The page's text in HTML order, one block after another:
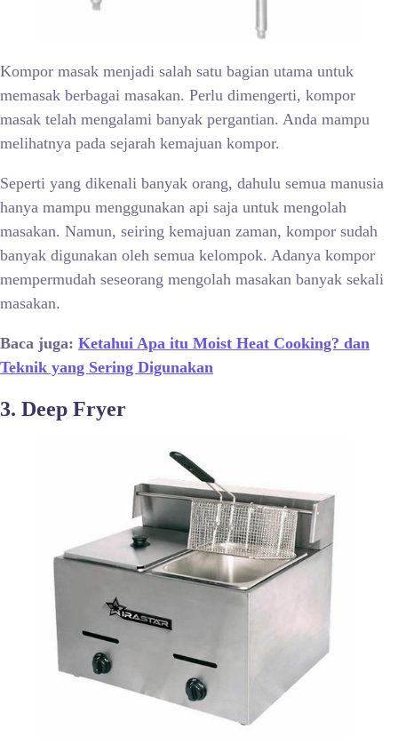
Kompor masak menjadi salah satu bagian utama untuk
memasak berbagai masakan. Perlu dimengerti, kompor
masak telah mengalami banyak pergantian. Anda mampu
melihatnya pada sejarah kemajuan kompor.
Seperti yang dikenali banyak orang, dahulu semua manusia
hanya mampu menggunakan api saja untuk mengolah
masakan. Namun, seiring kemajuan zaman, kompor sudah
banyak digunakan oleh semua kelompok. Adanya kompor
mempermudah seseorang mengolah masakan banyak sekali
masakan.
Baca juga: Ketahui Apa itu Moist Heat Cooking? dan
Teknik yang Sering Digunakan
3. Deep Fryer